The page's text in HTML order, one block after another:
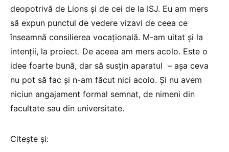
deopotrivă de Lions și de cei de la ISJ. Eu am mers
să expun punctul de vedere vizavi de ceea ce
înseamnă consilierea vocațională. M-am uitat și la
intenții, la proiect. De aceea am mers acolo. Este o
idee foarte bună, dar să susțin aparatul – așa ceva
nu pot să fac și n-am făcut nici acolo. Și nu avem
niciun angajament formal semnat, de nimeni din
facultate sau din universitate.
Citește și: